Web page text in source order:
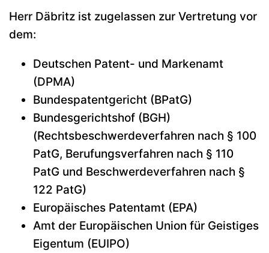
Herr Däbritz ist zugelassen zur Vertretung vor
dem:
Deutschen Patent- und Markenamt
(DPMA)
Bundespatentgericht (BPatG)
Bundesgerichtshof (BGH)
(Rechtsbeschwerdeverfahren nach § 100
PatG, Berufungsverfahren nach § 110
PatG und Beschwerdeverfahren nach §
122 PatG)
Europäisches Patentamt (EPA)
Amt der Europäischen Union für Geistiges
Eigentum (EUIPO)